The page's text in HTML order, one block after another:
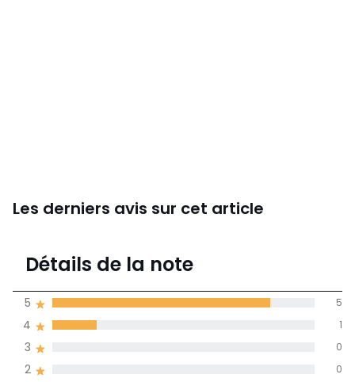
Les derniers avis sur cet article
4,8
de moyenne
obtenue sur
Détails de la note
2 0
3 0
4 1
5 5